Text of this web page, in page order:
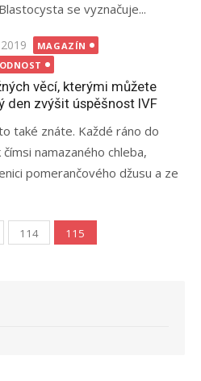
se vyznačuje...
MAGAZÍN
věcí, kterými můžete
den zvýšit úspěšnost IVF
také znáte. Každé ráno do
namazaného chleba,
pomerančového džusu a ze
114 115